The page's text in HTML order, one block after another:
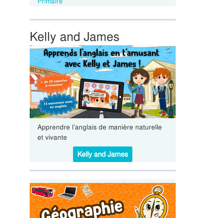
Kelly and James
Apprendre l’anglais de manière naturelle
et vivante
Kelly and James